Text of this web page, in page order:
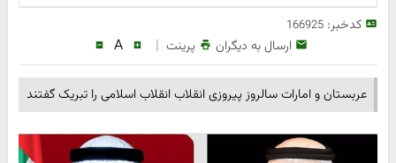
کدخبر:166925
ارسال به دیگران پرینت |
A
عربستان و امارات سالروز پیروزی انقلاب انقلاب اسلامی را تبریک گفتند